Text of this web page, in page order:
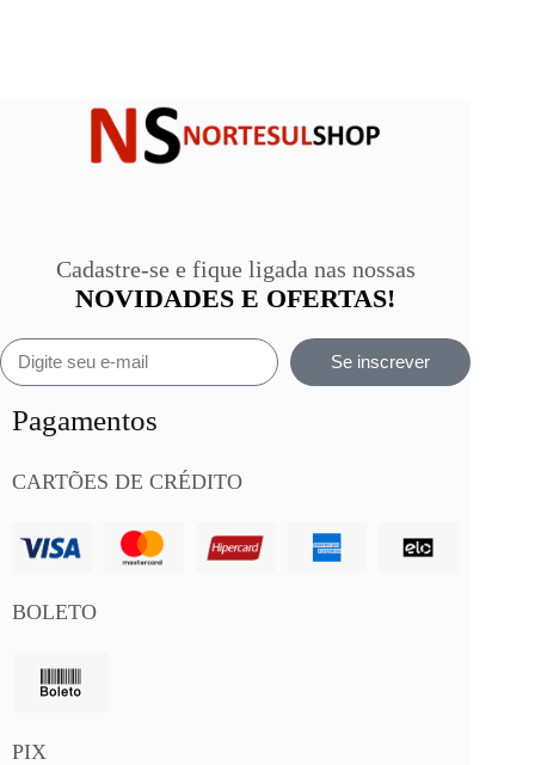
Cadastre-se e fique ligada nas nossas
NOVIDADES E OFERTAS!
Se inscrever
Pagamentos
CARTÕES DE CRÉDITO
BOLETO
PIX